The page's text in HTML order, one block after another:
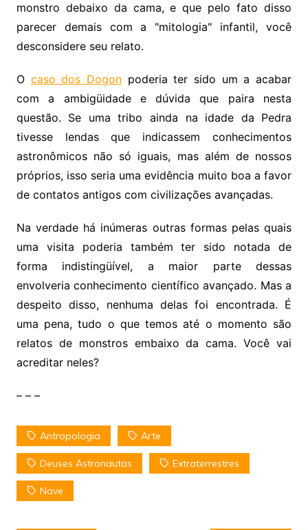
monstro debaixo da cama, e que pelo fato disso
parecer demais com a "mitologia" infantil, você
desconsidere seu relato.
O caso dos Dogon poderia ter sido um a acabar
com a ambigüidade e dúvida que paira nesta
questão. Se uma tribo ainda na idade da Pedra
tivesse lendas que indicassem conhecimentos
astronômicos não só iguais, mas além de nossos
próprios, isso seria uma evidência muito boa a favor
de contatos antigos com civilizações avançadas.
Na verdade há inúmeras outras formas pelas quais
uma visita poderia também ter sido notada de
forma indistingüível, a maior parte dessas
envolveria conhecimento científico avançado. Mas a
despeito disso, nenhuma delas foi encontrada. É
uma pena, tudo o que temos até o momento são
relatos de monstros embaixo da cama. Você vai
acreditar neles?
– – –
Antropologia Arte
Deuses Astronautas Extraterrestres
Nave